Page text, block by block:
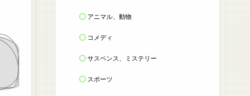
アニマル、動物
コメディ
サスペンス、ミステリー
スポーツ